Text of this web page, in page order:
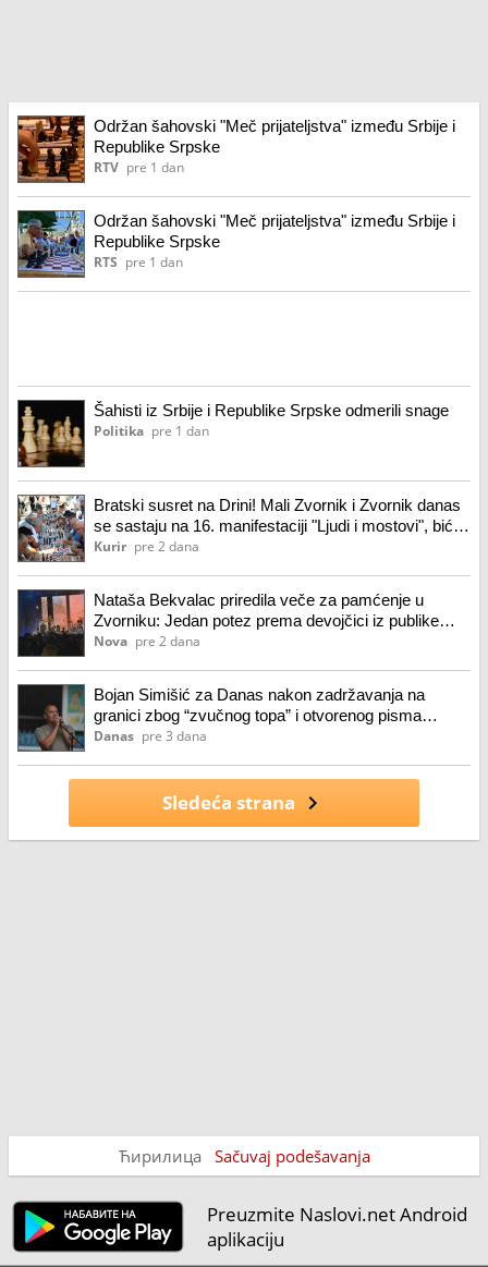
Održan šahovski "Meč prijateljstva" između Srbije i
Republike Srpske
RTV pre 1 dan
Održan šahovski "Meč prijateljstva" između Srbije i
Republike Srpske
RTS pre 1 dan
Šahisti iz Srbije i Republike Srpske odmerili snage
Politika pre 1 dan
Bratski susret na Drini! Mali Zvornik i Zvornik danas
se sastaju na 16. manifestaciji "Ljudi i mostovi", biće
održan i šahovski Meč prijateljstva
Kurir pre 2 dana
Nataša Bekvalac priredila veče za pamćenje u
Zvorniku: Jedan potez prema devojčici iz publike
raznežio je sve prisutne (VIDEO)
Nova pre 2 dana
Bojan Simišić za Danas nakon zadržavanja na
granici zbog “zvučnog topa” i otvorenog pisma
Evropskom parlamentu
Danas pre 3 dana
Sledeća strana
Ћирилица Sačuvaj podešavanja
Preuzmite Naslovi.net Android
aplikaciju